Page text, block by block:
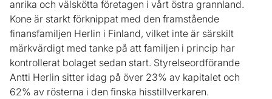
anrika och välskötta företagen i vårt östra grannland.
Kone är starkt förknippat med den framstående
finansfamiljen Herlin i Finland, vilket inte är särskilt
märkvärdigt med tanke på att familjen i princip har
kontrollerat bolaget sedan start. Styrelseordförande
Antti Herlin sitter idag på över 23% av kapitalet och
62% av rösterna i den finska hisstillverkaren.